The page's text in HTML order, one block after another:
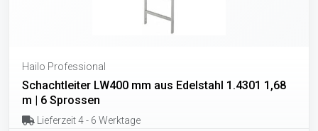
Hailo Professional
Schachtleiter LW400 mm aus Edelstahl 1.4301 1,68
m | 6 Sprossen
Lieferzeit 4 - 6 Werktage